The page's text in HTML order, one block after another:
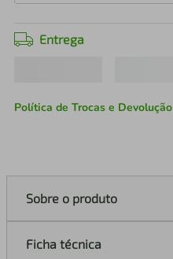
Entrega
Política de Trocas e Devolução
Sobre o produto
Ficha técnica